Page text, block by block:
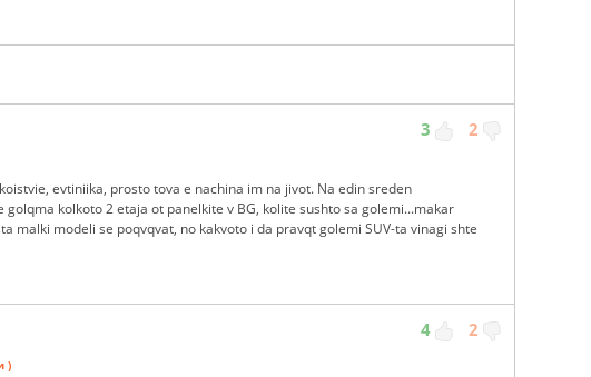
3 2
evtiniika, prosto tova e nachina im na jivot. Na edin sreden
kolkoto 2 etaja ot panelkite v BG, kolite sushto sa golemi...makar
malki modeli se poqvqvat, no kakvoto i da pravqt golemi SUV-ta vinagi shte
4 2
)